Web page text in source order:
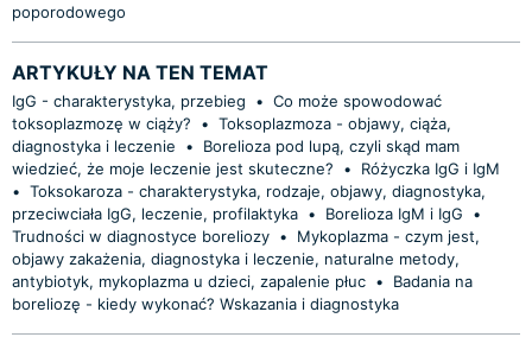
poporodowego
ARTYKUŁY NA TEN TEMAT
IgG - charakterystyka, przebieg • Co może spowodować
toksoplazmozę w ciąży?
• Toksoplazmoza - objawy, ciąża,
diagnostyka i leczenie
•
Borelioza pod lupą, czyli skąd mam
wiedzieć, że moje leczenie jest skuteczne?
•
Różyczka IgG i IgM
• Toksokaroza - charakterystyka, rodzaje, objawy, diagnostyka,
przeciwciała IgG, leczenie, profilaktyka • Borelioza IgM i IgG
•
Trudności w diagnostyce boreliozy •
Mykoplazma - czym jest,
objawy zakażenia, diagnostyka i leczenie, naturalne metody,
antybiotyk, mykoplazma u dzieci, zapalenie płuc •
Badania na
boreliozę - kiedy wykonać? Wskazania i diagnostyka